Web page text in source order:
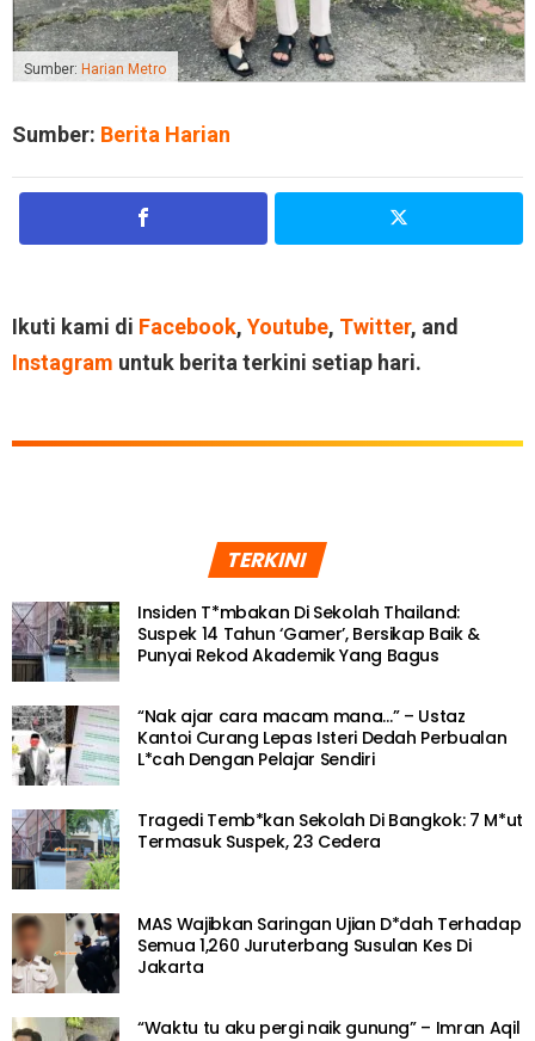
Sumber: Harian Metro
Sumber: Berita Harian
Ikuti kami di Facebook, Youtube, Twitter, and
Instagram untuk berita terkini setiap hari.
TERKINI
Insiden T*mbakan Di Sekolah Thailand:
Suspek 14 Tahun ‘Gamer’, Bersikap Baik &
Punyai Rekod Akademik Yang Bagus
“Nak ajar cara macam mana…” – Ustaz
Kantoi Curang Lepas Isteri Dedah Perbualan
L*cah Dengan Pelajar Sendiri
Tragedi Temb*kan Sekolah Di Bangkok: 7 M*ut
Termasuk Suspek, 23 Cedera
MAS Wajibkan Saringan Ujian D*dah Terhadap
Semua 1,260 Juruterbang Susulan Kes Di
Jakarta
“Waktu tu aku pergi naik gunung” – Imran Aqil